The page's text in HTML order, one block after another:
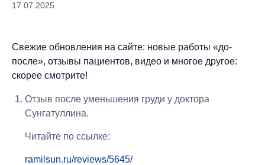
17.07.2025
Свежие обновления на сайте: новые работы «до-
после», отзывы пациентов, видео и многое другое:
скорее смотрите!
Отзыв после уменьшения груди у доктора
Сунгатуллина.
Читайте по ссылке:
ramilsun.ru/reviews/5645/